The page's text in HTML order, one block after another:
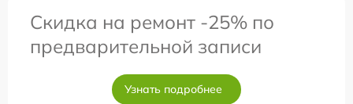
Скидка на ремонт -25% по
предварительной записи
Узнать подробнее